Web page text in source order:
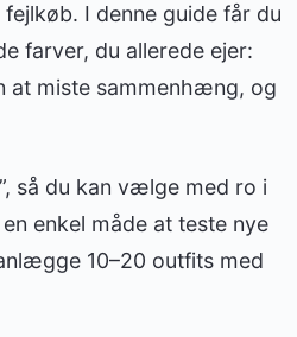
I denne guide får du
farver, du allerede ejer:
at miste sammenhæng, og
så du kan vælge med ro i
enkel måde at teste nye
10–20 outfits med